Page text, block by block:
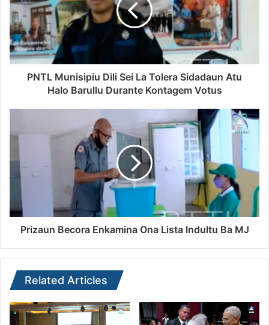
PNTL Munisipiu Dili Sei La Tolera Sidadaun Atu
Halo Barullu Durante Kontagem Votus
Prizaun Becora Enkamina Ona Lista Indultu Ba MJ
Related Articles